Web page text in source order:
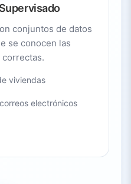
conjuntos de datos
se conocen las
viviendas
electrónicos